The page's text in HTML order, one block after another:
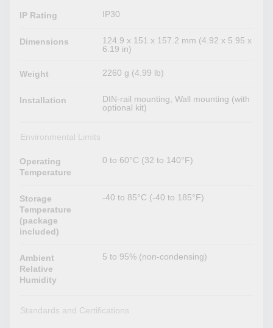
IP Rating IP30
Dimensions
124.9 x 151 x 157.2 mm (4.92 x 5.95 x
6.19 in)
Weight 2260 g (4.99 lb)
Installation
DIN-rail mounting, Wall mounting (with
optional kit)
Environmental Limits
Operating
Temperature
0 to 60°C (32 to 140°F)
Storage
Temperature
(package
included)
-40 to 85°C (-40 to 185°F)
Ambient
Relative
Humidity
5 to 95% (non-condensing)
Standards and Certifications